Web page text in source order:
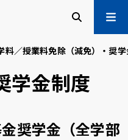
ニュー
料／授業料免除（減免）・奨
学金制度
奨学金（全学部